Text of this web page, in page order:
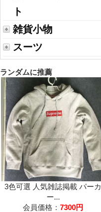
ト
雑貨小物
スーツ
ランダムに推薦
3色可選 人気雑誌掲載 パーカ
ー...
会員価格： 7300円